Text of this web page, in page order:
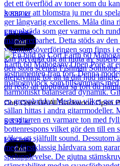
3 832kr
Läs mer
Cort
Cort Core GA All Blackwood Open
5 891kr
Läs mer
Cort